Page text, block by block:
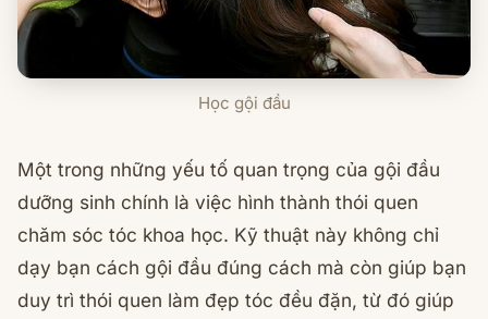
Học gội đầu
Một trong những yếu tố quan trọng của gội đầu
dưỡng sinh chính là việc hình thành thói quen
chăm sóc tóc khoa học. Kỹ thuật này không chỉ
dạy bạn cách gội đầu đúng cách mà còn giúp bạn
duy trì thói quen làm đẹp tóc đều đặn, từ đó giúp